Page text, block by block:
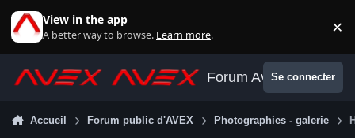
View in the app
A better way to browse. Learn more. ×
Forum AvexSe connecter
Accueil Forum public d'AVEX Photographies - galerie